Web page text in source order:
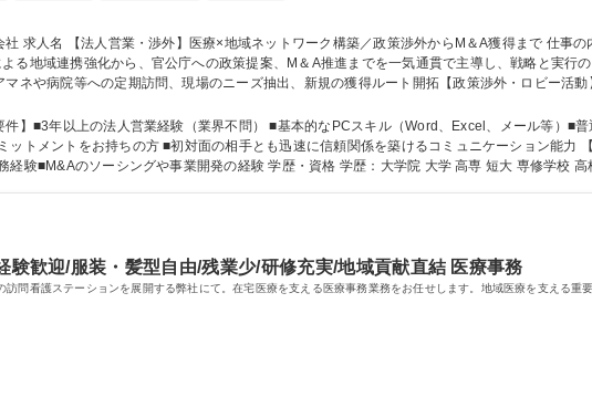
と事業拡大を
る地域連携強化から、官公庁への政策提案、M＆A推進までを一気通貫で主導し、戦略と実行
への提案【M＆A推進】事業承継等を抱える同業他社へのアプローチ、初期交渉から条件提示
コア業務にマルチに携わります。 募集職種 【法人営業・渉外】医療×地域ネットワーク構築／政策渉外からM＆A獲
件】■3年以上の法人営業経験（業界不問） ■基本的なPCスキル（Word、Excel、メール等）■
築けるコミュニケーション能力 【歓迎条件】■医療・介護・福祉業界での営業経
験■官公庁等に対する渉外業務経験■M&Aのソーシングや事業開発の経験 学歴・資格 学歴
験歓迎/服装・髪型自由/残業少/研修充実/地域貢献直結 医療事務
訪問看護ステーションを展開する弊社にて。在宅医療を支える医療事務業務をお任せします。地域医療を支える重